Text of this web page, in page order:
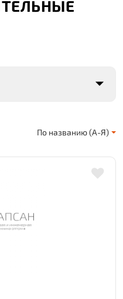
По названию (А-Я)